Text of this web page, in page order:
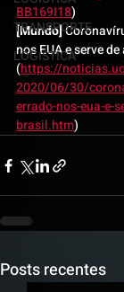
TRANSPORTE
LOGISTICA
BB169I18)
[Mundo]
nos EUA e serve
(https://
2020/06/30/
errado-nos-eua-e-
brasil.htm)
Posts recentes